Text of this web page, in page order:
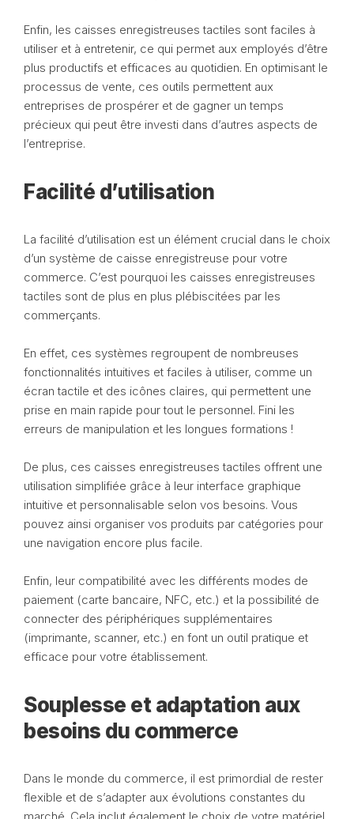
Enfin, les caisses enregistreuses tactiles sont faciles à
utiliser et à entretenir, ce qui permet aux employés d’être
plus productifs et efficaces au quotidien. En optimisant le
processus de vente, ces outils permettent aux
entreprises de prospérer et de gagner un temps
précieux qui peut être investi dans d’autres aspects de
l’entreprise.
Facilité d’utilisation
La facilité d’utilisation est un élément crucial dans le choix
d’un système de caisse enregistreuse pour votre
commerce. C’est pourquoi les caisses enregistreuses
tactiles sont de plus en plus plébiscitées par les
commerçants.
En effet, ces systèmes regroupent de nombreuses
fonctionnalités intuitives et faciles à utiliser, comme un
écran tactile et des icônes claires, qui permettent une
prise en main rapide pour tout le personnel. Fini les
erreurs de manipulation et les longues formations !
De plus, ces caisses enregistreuses tactiles offrent une
utilisation simplifiée grâce à leur interface graphique
intuitive et personnalisable selon vos besoins. Vous
pouvez ainsi organiser vos produits par catégories pour
une navigation encore plus facile.
Enfin, leur compatibilité avec les différents modes de
paiement (carte bancaire, NFC, etc.) et la possibilité de
connecter des périphériques supplémentaires
(imprimante, scanner, etc.) en font un outil pratique et
efficace pour votre établissement.
Souplesse et adaptation aux
besoins du commerce
Dans le monde du commerce, il est primordial de rester
flexible et de s’adapter aux évolutions constantes du